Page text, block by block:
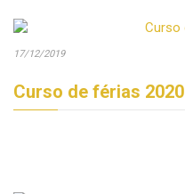
17/12/2019
Curso de férias 2020